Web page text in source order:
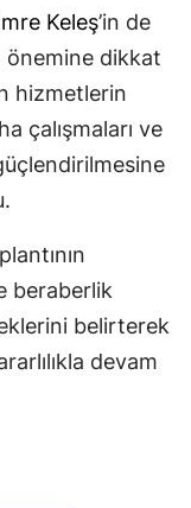
Keleş’in de
önemine dikkat
hizmetlerin
çalışmaları ve
beraberlik
belirterek
devam